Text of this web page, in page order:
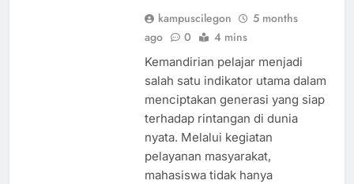
kampuscilegon
5 months
ago
0 4 mins
Kemandirian pelajar menjadi
salah satu indikator utama dalam
menciptakan generasi yang siap
terhadap rintangan di dunia
nyata. Melalui kegiatan
pelayanan masyarakat,
mahasiswa tidak hanya